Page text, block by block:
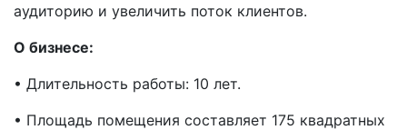
аудиторию и увеличить поток клиентов.
О бизнесе:
• Длительность работы: 10 лет.
• Площадь помещения составляет 175 квадратных